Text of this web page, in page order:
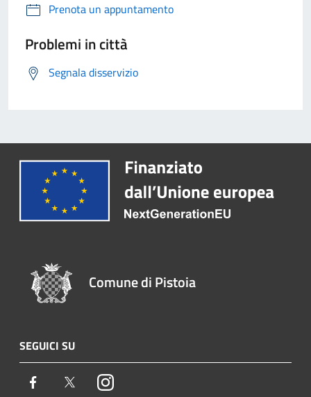
Prenota un appuntamento
Problemi in città
Segnala disservizio
Comune di Pistoia
SEGUICI SU
Facebook TwitterInstagram